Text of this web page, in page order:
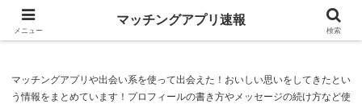
マッチングアプリ速報
マッチングアプリや出会い系を使って出会えた！おいしい思いをしてきたとい
う情報をまとめています！プロフィールの書き方やメッセージの続け方など使
メニュー
マッチングアプリ速報
検索